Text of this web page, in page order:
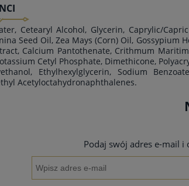
Cetearyl Alcohol, Glycerin, Caprylic/
Seed Oil, Zea Mays (Corn) Oil,
Calcium Pantothenate, Crithmum
Cetyl Phosphate, Dimethicone,
Ethylhexylglycerin, Sodium
Acetyloctahydronaphthalenes.
Podaj swój adres e-mail i